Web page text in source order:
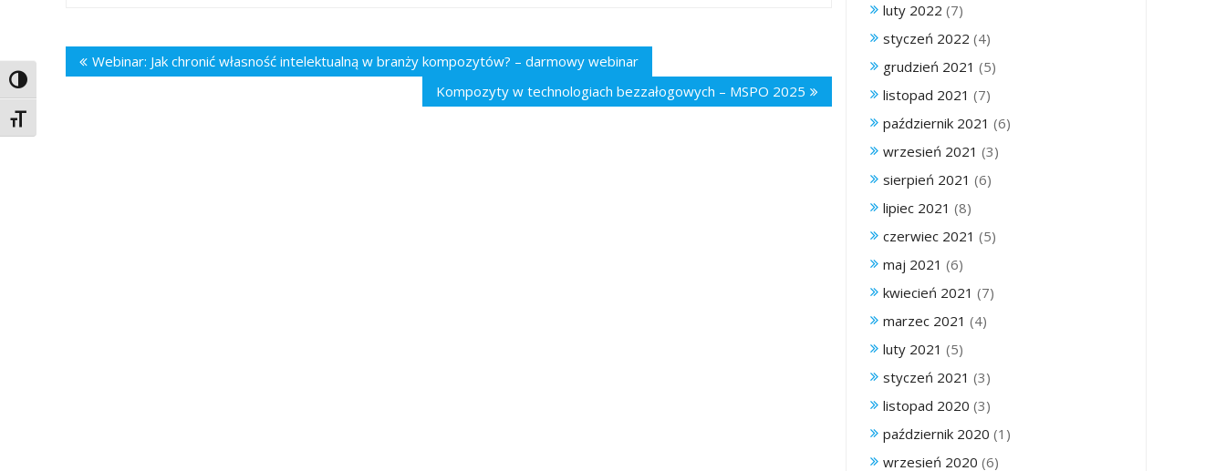
Toggle High Contrast
Toggle Font size
Nawigacja
wpisu
Webinar: Jak chronić własność intelektualną w branży kompozytów? – darmowy webinar
Kompozyty w technologiach bezzałogowych – MSPO 2025
luty 2022 (7)
styczeń 2022 (4)
grudzień 2021 (5)
listopad 2021 (7)
październik 2021 (6)
wrzesień 2021 (3)
sierpień 2021 (6)
lipiec 2021 (8)
czerwiec 2021 (5)
maj 2021 (6)
kwiecień 2021 (7)
marzec 2021 (4)
luty 2021 (5)
styczeń 2021 (3)
listopad 2020 (3)
październik 2020 (1)
wrzesień 2020 (6)